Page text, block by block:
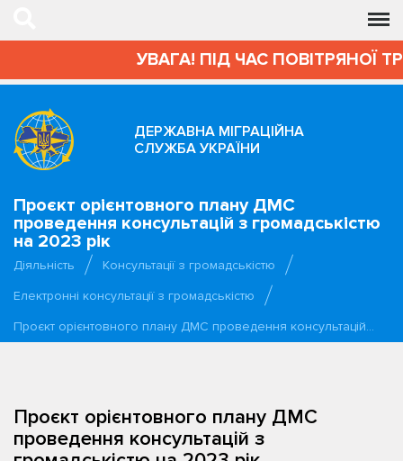
УВАГА! ПІД ЧАС ПОВІТРЯНОЇ
ДЕРЖАВНА МІГРАЦІЙНА
СЛУЖБА УКРАЇНИ
Проєкт орієнтовного плану ДМС
проведення консультацій з громадськістю
на 2023 рік
Діяльність
Консультації з громадськістю
Електронні консультації з громадськістю
Проєкт орієнтовного плану ДМС проведення консультацій…
Проєкт орієнтовного плану ДМС
проведення консультацій з